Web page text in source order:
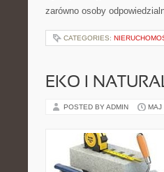
zarówno osoby
CATEGORIES:
EKO I
POSTED BY ADMIN MAJ